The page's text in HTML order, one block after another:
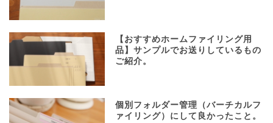
【おすすめホームファイリング用
品】サンプルでお送りしているもの
ご紹介。
個別フォルダー管理（バーチカルフ
ァイリング）にして良かったこと。